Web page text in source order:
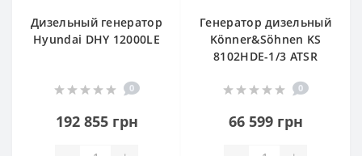
Дизельный генератор
Hyundai DHY 12000LE
0
192 855 грн
Генератор дизельный
Könner&Söhnen KS
8102HDE-1/3 ATSR
0
66 599 грн